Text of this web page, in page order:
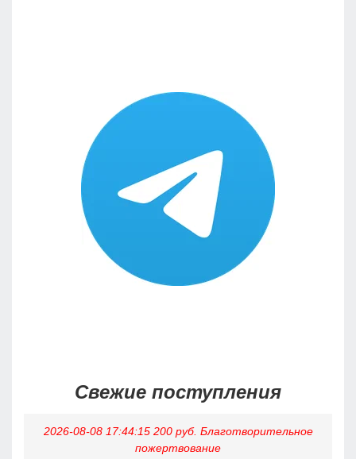
Свежие поступления
2026-08-08 17:44:15 200 руб. Благотворительное
пожертвование